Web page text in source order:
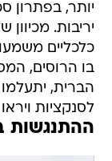
יותר, בפתרון
יריבות.
כלכליים
בו הרוסים,
הברית,
לסנקציות
ההתנגשות